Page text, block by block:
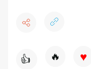
👍 🔥 ♥